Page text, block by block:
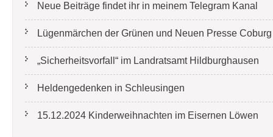
Neue Beiträge findet ihr in meinem Telegram Kanal
Lügenmärchen der Grünen und Neuen Presse
„Sicherheitsvorfall“ im Landratsamt Hildburghausen
Heldengedenken in Schleusingen
15.12.2024 Kinderweihnachten im Eisernen Löwen